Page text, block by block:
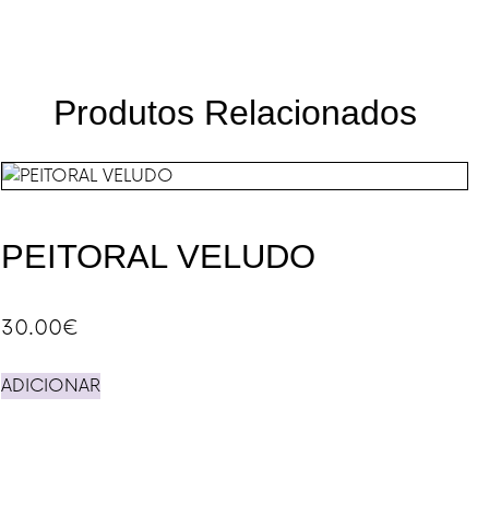
Produtos Relacionados
PEITORAL VELUDO
30.00€
ADICIONAR